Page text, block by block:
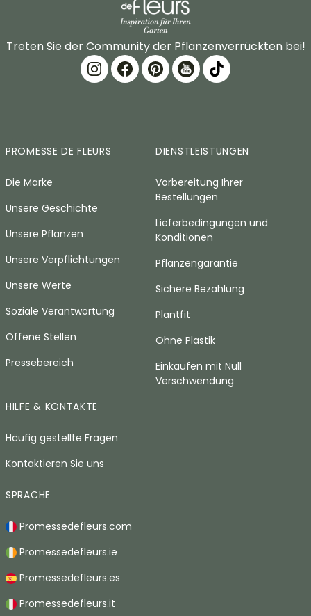
Treten Sie der Community der Pflanzenverrückten bei!
PROMESSE DE FLEURS
Die Marke
Unsere Geschichte
Unsere Pflanzen
Unsere Verpflichtungen
Unsere Werte
Soziale Verantwortung
Offene Stellen
Pressebereich
DIENSTLEISTUNGEN
Vorbereitung Ihrer
Bestellungen
Lieferbedingungen und
Konditionen
Pflanzengarantie
Sichere Bezahlung
Plantfit
Ohne Plastik
Einkaufen mit Null
Verschwendung
HILFE & KONTAKTE
Häufig gestellte Fragen
Kontaktieren Sie uns
SPRACHE
Promessedefleurs.com
Promessedefleurs.ie
Promessedefleurs.es
Promessedefleurs.it